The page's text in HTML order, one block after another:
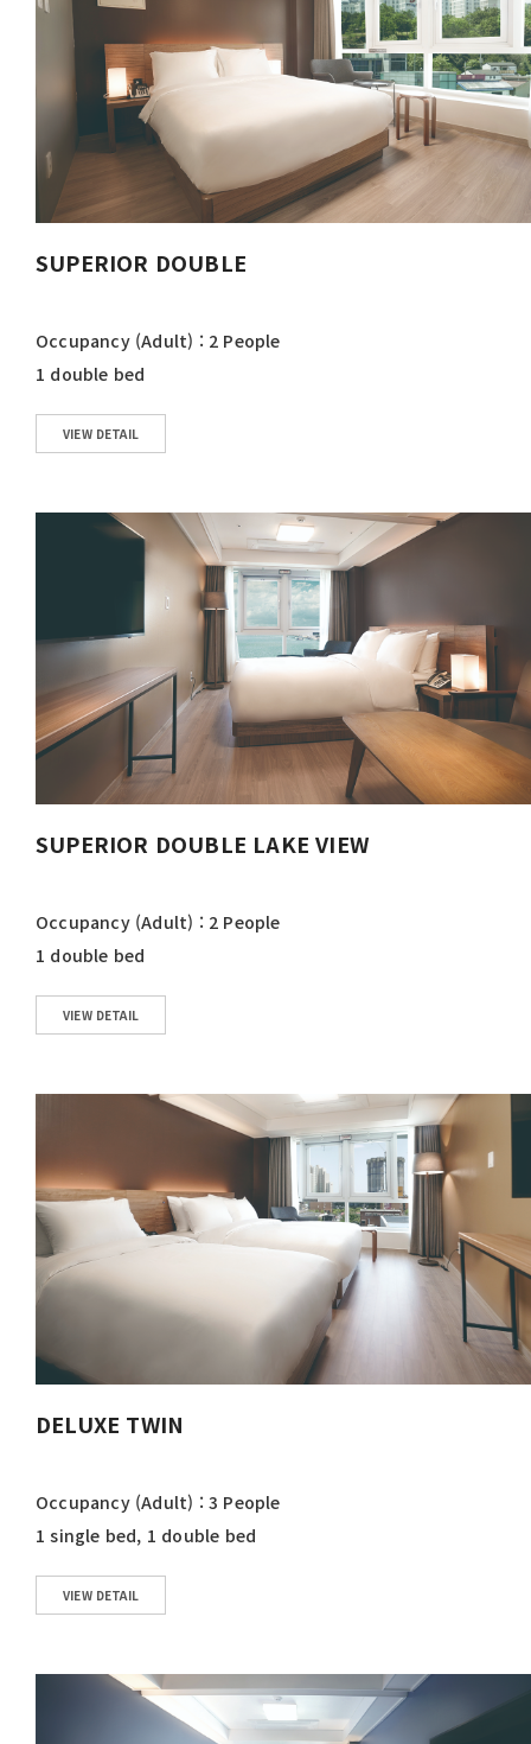
SUPERIOR DOUBLE
Occupancy (Adult) : 2 People
1 double bed
VIEW DETAIL
SUPERIOR DOUBLE LAKE VIEW
Occupancy (Adult) : 2 People
1 double bed
VIEW DETAIL
DELUXE TWIN
Occupancy (Adult) : 3 People
1 single bed, 1 double bed
VIEW DETAIL